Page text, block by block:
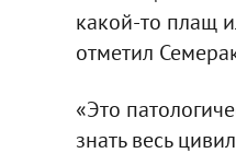
какой-то плащ
отметил
«Это
знать весь